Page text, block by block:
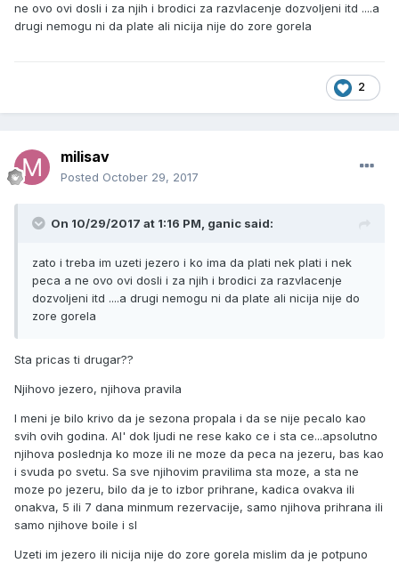
ne ovo ovi dosli i za njih i brodici za razvlacenje dozvoljeni itd ....a
drugi nemogu ni da plate ali nicija nije do zore gorela
2
milisav
Posted October 29, 2017
On 10/29/2017 at 1:16 PM, ganic said:
zato i treba im uzeti jezero i ko ima da plati nek plati i nek
peca a ne ovo ovi dosli i za njih i brodici za razvlacenje
dozvoljeni itd ....a drugi nemogu ni da plate ali nicija nije do
zore gorela
Sta pricas ti drugar??
Njihovo jezero, njihova pravila
I meni je bilo krivo da je sezona propala i da se nije pecalo kao
svih ovih godina. Al' dok ljudi ne rese kako ce i sta ce...apsolutno
njihova poslednja ko moze ili ne moze da peca na jezeru, bas kao
i svuda po svetu. Sa sve njihovim pravilima sta moze, a sta ne
moze po jezeru, bilo da je to izbor prihrane, kadica ovakva ili
onakva, 5 ili 7 dana minmum rezervacije, samo njihova prihrana ili
samo njihove boile i sl
Uzeti im jezero ili nicija nije do zore gorela mislim da je potpuno